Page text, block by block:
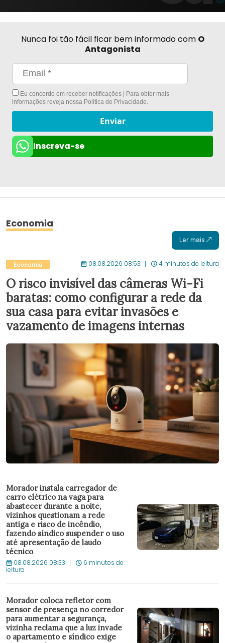
Nunca foi tão fácil ficar bem informado com O
Antagonista
Eu concordo em receber notificações | Para obter mais
informações reveja nossa Política de Privacidade
Enviar
Inscreva-se
Economia
Ler mais
Economia 08.08.2026 08:53 4 minutos de leitura
O risco invisível das câmeras Wi-Fi
baratas: como configurar a rede da
sua casa para evitar invasões e
vazamento de imagens internas
Morador instala carregador de
carro elétrico na vaga para
abastecer durante a noite,
vizinhos questionam a rede
antiga e risco de incêndio,
fazendo síndico suspender o uso
até apresentação de laudo
técnico
08.08.2026 08:33 6 minutos de
leitura
Morador coloca refletor com
sensor de presença no corredor
para aumentar a segurança,
vizinha reclama que a luz invade
o apartamento e síndico exige